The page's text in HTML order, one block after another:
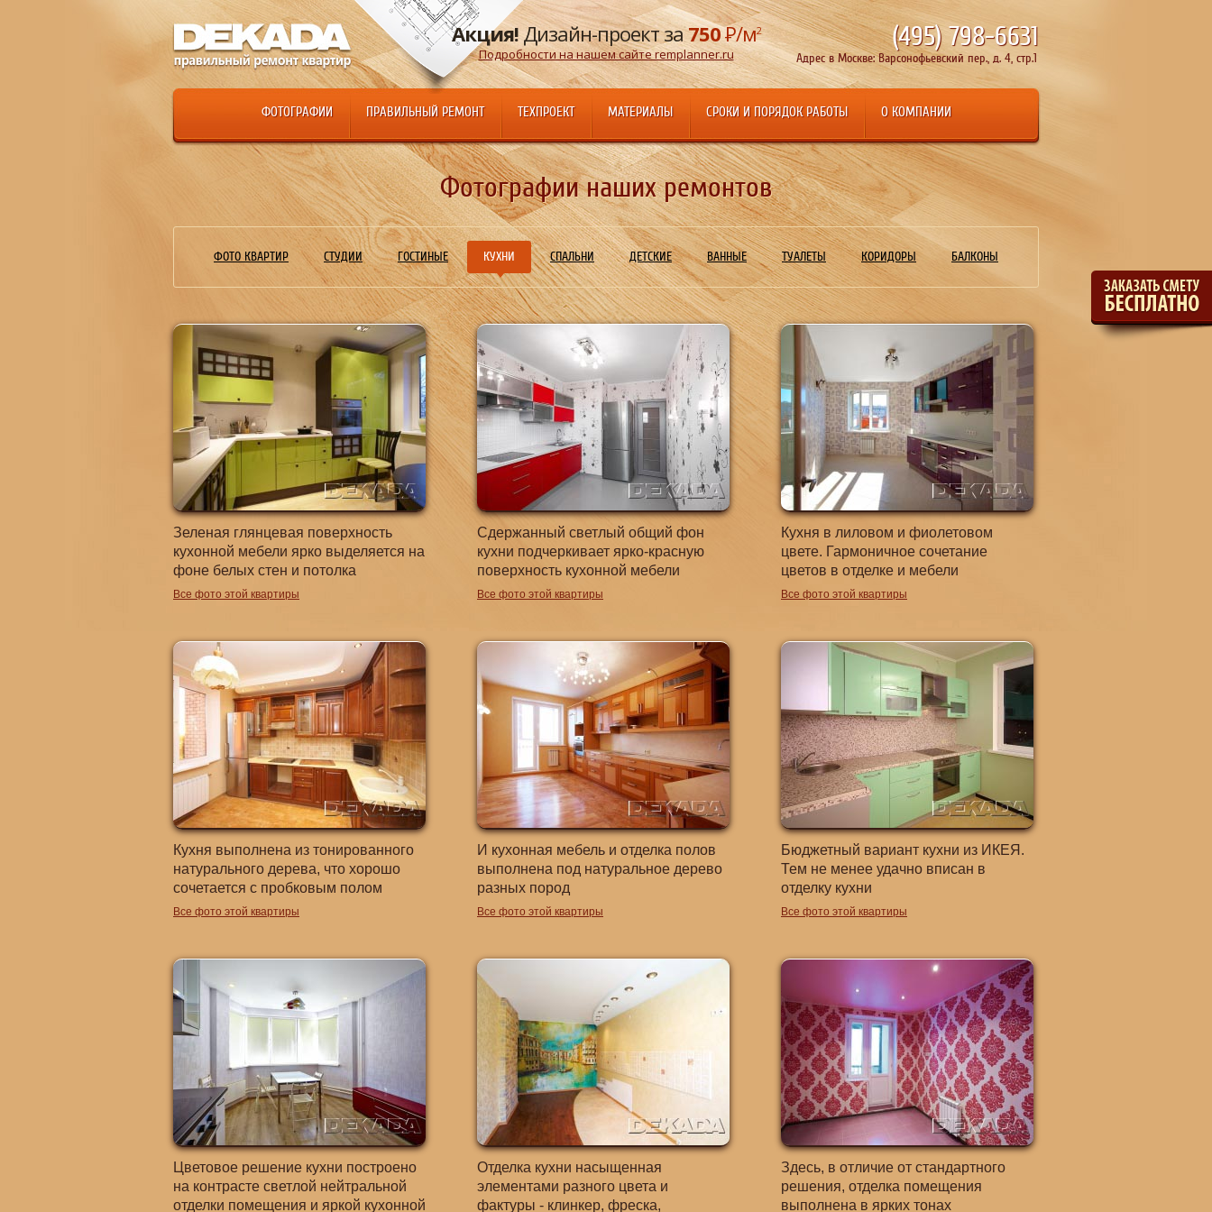
(495)798-6631
Акция!Дизайн-проект за750Р/м2
Подробности на нашем сайте remplanner.ru Адрес в Москве: Варсонофьевский пер., д. 4, стр.1
ФОТОГРАФИИ ПРАВИЛЬНЫЙ РЕМОНТ ТЕХПРОЕКТ МАТЕРИАЛЫ СРОКИ И ПОРЯДОК РАБОТЫ О КОМПАНИИ
Фотографии наших ремонтов
ФОТО КВАРТИР СТУДИИ ГОСТИНЫЕ КУХНИ СПАЛЬНИ ДЕТСКИЕ ВАННЫЕ ТУАЛЕТЫ КОРИДОРЫ БАЛКОНЫ
Зеленая глянцевая поверхность
кухонной мебели ярко выделяется на
фоне белых стен и потолка
Все фото этой квартиры
Сдержанный светлый общий фон
кухни подчеркивает ярко-красную
поверхность кухонной мебели
Все фото этой квартиры
Кухня в лиловом и фиолетовом
цвете. Гармоничное сочетание
цветов в отделке и мебели
Все фото этой квартиры
Кухня выполнена из тонированного
натурального дерева, что хорошо
сочетается с пробковым полом
Все фото этой квартиры
И кухонная мебель и отделка полов
выполнена под натуральное дерево
разных пород
Все фото этой квартиры
Бюджетный вариант кухни из ИКЕЯ.
Тем не менее удачно вписан в
отделку кухни
Все фото этой квартиры
Цветовое решение кухни построено
на контрасте светлой нейтральной
отделки помещения и яркой кухонной
Отделка кухни насыщенная
элементами разного цвета и
фактуры - клинкер, фреска,
Здесь, в отличие от стандартного
решения, отделка помещения
выполнена в ярких тонах